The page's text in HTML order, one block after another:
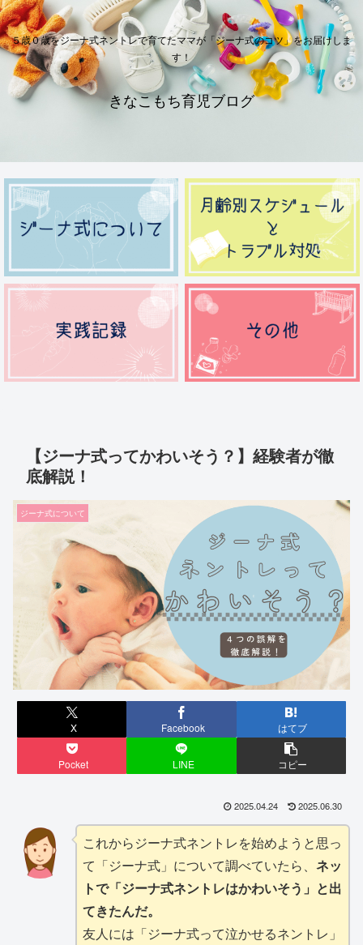
５歳０歳をジーナ式ネントレで育てたママが「ジーナ式のコツ」をお届けしま
す！
きなこもち育児ブログ
【ジーナ式ってかわいそう？】経験者が徹
底解説！
ジーナ式について
X Facebook はてブ
Pocket LINE コピー
2025.04.24 2025.06.30
これからジーナ式ネントレを始めようと思っ
て「ジーナ式」について調べていたら、 ネッ
トで「ジーナ式ネントレはかわいそう」と出
てきたんだ。
友人には「ジーナ式って泣かせるネントレ」